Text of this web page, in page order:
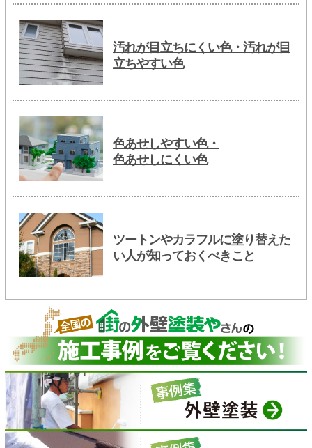
汚れが目立ちにくい色・汚れが目
立ちやすい色
色あせしやすい色・
色あせしにくい色
ツートンやカラフルに塗り替えた
い人が知っておくべきこと